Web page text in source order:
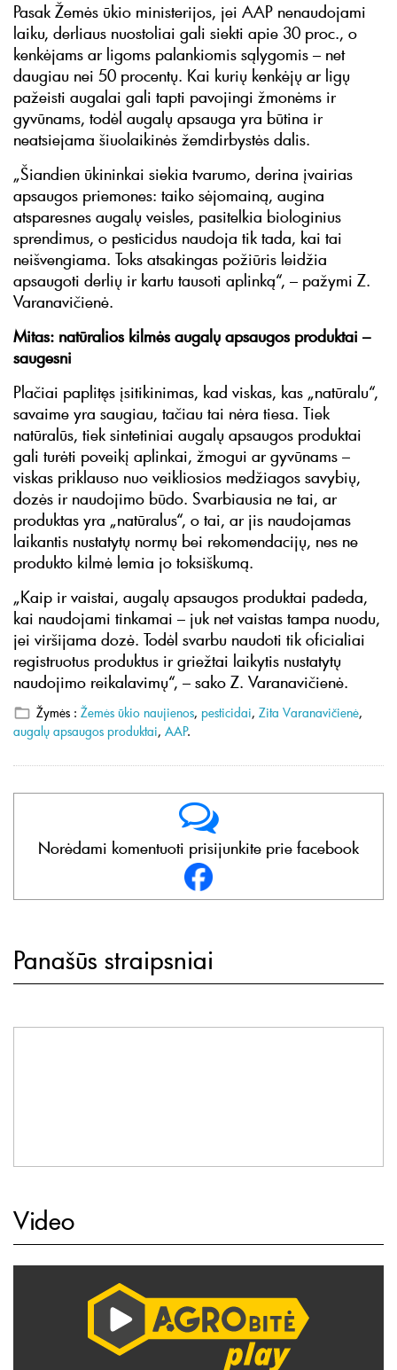
Pasak Žemės ūkio ministerijos, jei AAP nenaudojami
laiku, derliaus nuostoliai gali siekti apie 30 proc., o
kenkėjams ar ligoms palankiomis sąlygomis – net
daugiau nei 50 procentų. Kai kurių kenkėjų ar ligų
pažeisti augalai gali tapti pavojingi žmonėms ir
gyvūnams, todėl augalų apsauga yra būtina ir
neatsiejama šiuolaikinės žemdirbystės dalis.
„Šiandien ūkininkai siekia tvarumo, derina įvairias
apsaugos priemones: taiko sėjomainą, augina
atsparesnes augalų veisles, pasitelkia biologinius
sprendimus, o pesticidus naudoja tik tada, kai tai
neišvengiama. Toks atsakingas požiūris leidžia
apsaugoti derlių ir kartu tausoti aplinką“, – pažymi Z.
Varanavičienė.
Mitas: natūralios kilmės augalų apsaugos produktai –
saugesni
Plačiai paplitęs įsitikinimas, kad viskas, kas „natūralu“,
savaime yra saugiau, tačiau tai nėra tiesa. Tiek
natūralūs, tiek sintetiniai augalų apsaugos produktai
gali turėti poveikį aplinkai, žmogui ar gyvūnams –
viskas priklauso nuo veikliosios medžiagos savybių,
dozės ir naudojimo būdo. Svarbiausia ne tai, ar
produktas yra „natūralus“, o tai, ar jis naudojamas
laikantis nustatytų normų bei rekomendacijų, nes ne
produkto kilmė lemia jo toksiškumą.
„Kaip ir vaistai, augalų apsaugos produktai padeda,
kai naudojami tinkamai – juk net vaistas tampa nuodu,
jei viršijama dozė. Todėl svarbu naudoti tik oficialiai
registruotus produktus ir griežtai laikytis nustatytų
naudojimo reikalavimų“, – sako Z. Varanavičienė.
Žymės : Žemės ūkio naujienos, pesticidai, Zita Varanavičienė,
augalų apsaugos produktai, AAP.
Norėdami komentuoti prisijunkite prie facebook
Panašūs straipsniai
Video